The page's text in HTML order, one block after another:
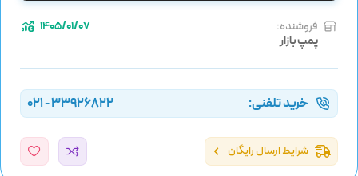
فروشنده:
پمپ بازار
1405/01/07
خرید تلفنی: 33926822 - 021
شرایط ارسال رایگان